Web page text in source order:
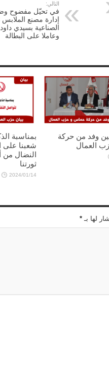
التالي:
في تحيّل مفضوح
وعاملا على البطالة
بين وفد من حركة
العمال
شعبنا على
النضال من
ثورتنا
2024/01/14
لها بـ *